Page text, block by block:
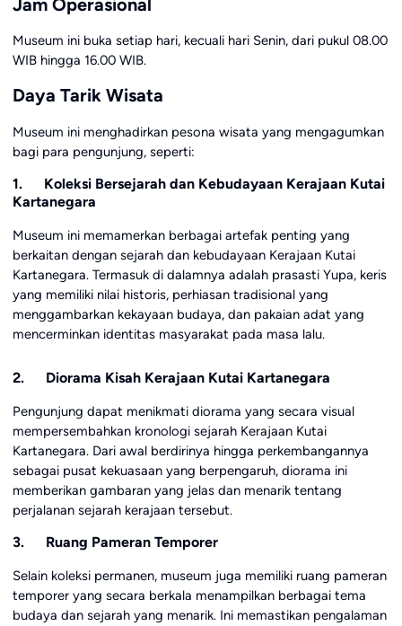
Museum ini buka setiap hari, kecuali hari Senin, dari pukul 08.00
WIB hingga 16.00 WIB.
Daya Tarik Wisata
Museum ini menghadirkan pesona wisata yang mengagumkan
bagi para pengunjung, seperti:
1. Koleksi Bersejarah dan Kebudayaan Kerajaan Kutai
Kartanegara
Museum ini memamerkan berbagai artefak penting yang
berkaitan dengan sejarah dan kebudayaan Kerajaan Kutai
Kartanegara. Termasuk di dalamnya adalah prasasti Yupa, keris
yang memiliki nilai historis, perhiasan tradisional yang
menggambarkan kekayaan budaya, dan pakaian adat yang
mencerminkan identitas masyarakat pada masa lalu.
2. Diorama Kisah Kerajaan Kutai Kartanegara
Pengunjung dapat menikmati diorama yang secara visual
mempersembahkan kronologi sejarah Kerajaan Kutai
Kartanegara. Dari awal berdirinya hingga perkembangannya
sebagai pusat kekuasaan yang berpengaruh, diorama ini
memberikan gambaran yang jelas dan menarik tentang
perjalanan sejarah kerajaan tersebut.
3. Ruang Pameran Temporer
Selain koleksi permanen, museum juga memiliki ruang pameran
temporer yang secara berkala menampilkan berbagai tema
budaya dan sejarah yang menarik. Ini memastikan pengalaman